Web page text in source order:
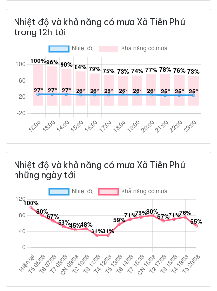
Nhiệt độ và khả năng có mưa Xã Tiên Phú
trong 12h tới
Nhiệt độ và khả năng có mưa Xã Tiên Phú
những ngày tới